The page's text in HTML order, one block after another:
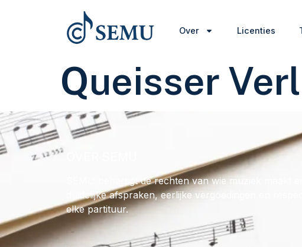
Over Licenties
Queisser
SEMU behartigt de rechten van wie muziek maakt
duidelijke afspraken, eerlijke vergoedingen en
elke partituur.